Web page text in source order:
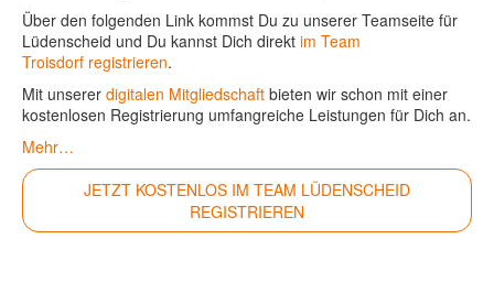
Über den folgenden Link kommst Du zu unserer Teamseite für
Lüdenscheid und Du kannst Dich direkt im Team
Troisdorf registrieren.
Mit unserer digitalen Mitgliedschaft bieten wir schon mit einer
kostenlosen Registrierung umfangreiche Leistungen für Dich an.
Mehr…
JETZT KOSTENLOS IM TEAM LÜDENSCHEID
REGISTRIEREN